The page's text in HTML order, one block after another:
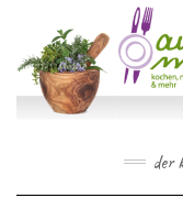
content
der